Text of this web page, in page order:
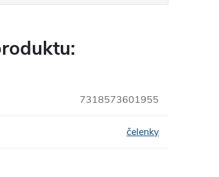
7318573601955
čelenky